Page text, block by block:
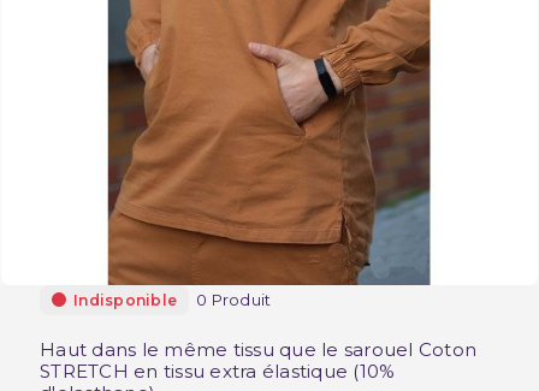
Indisponible 0 Produit
Haut dans le même tissu que le sarouel Coton
STRETCH en tissu extra élastique (10%